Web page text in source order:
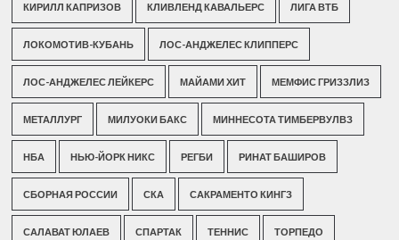
КИРИЛЛ КАПРИЗОВ КЛИВЛЕНД КАВАЛЬЕРС ЛИГА ВТБ
ЛОКОМОТИВ-КУБАНЬ ЛОС-АНДЖЕЛЕС КЛИППЕРС
ЛОС-АНДЖЕЛЕС ЛЕЙКЕРС МАЙАМИ ХИТ МЕМФИС ГРИЗЗЛИЗ
МЕТАЛЛУРГ МИЛУОКИ БАКС МИННЕСОТА ТИМБЕРВУЛВЗ
НБА НЬЮ-ЙОРК НИКС РЕГБИ РИНАТ БАШИРОВ
СБОРНАЯ РОССИИ СКА САКРАМЕНТО КИНГЗ
САЛАВАТ ЮЛАЕВ СПАРТАК ТЕННИС ТОРПЕДО